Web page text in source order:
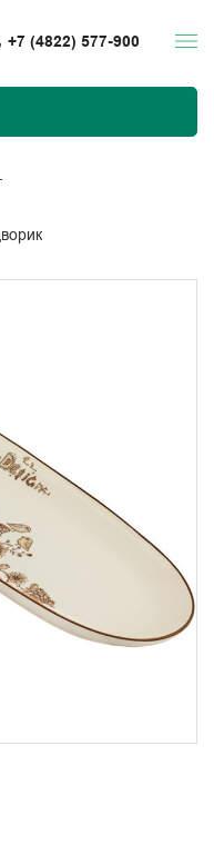
+7 (4822) 577-900